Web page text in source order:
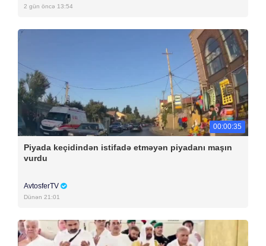
2 gün öncə 13:54
00:00:35
Piyada keçidindən istifadə etməyən piyadanı maşın
vurdu
AvtosferTV
Dünən 21:01